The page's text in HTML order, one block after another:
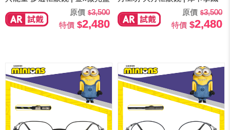
原價
3,500
特價
2,480
原價
3,500
特價
2,480